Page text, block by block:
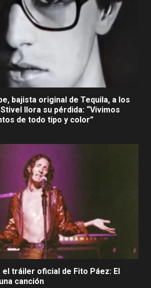
bajista original de Tequila, a los
llora su pérdida: “Vivimos
de todo tipo y color”
tráiler oficial de Fito Páez: El
canción